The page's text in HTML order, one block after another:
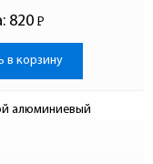
820 Р
-
в корзину
алюминиевый